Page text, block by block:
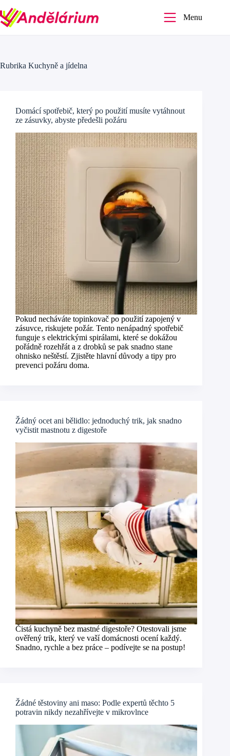
to
content
Menu
Rubrika Kuchyně a jídelna
Domácí spotřebič, který po použití musíte vytáhnout
ze zásuvky, abyste předešli požáru
Pokud necháváte topinkovač po použití zapojený v
zásuvce, riskujete požár. Tento nenápadný spotřebič
funguje s elektrickými spirálami, které se dokážou
pořádně rozehřát a z drobků se pak snadno stane
ohnisko neštěstí. Zjistěte hlavní důvody a tipy pro
prevenci požáru doma.
Žádný ocet ani bělidlo: jednoduchý trik, jak snadno
vyčistit mastnotu z digestoře
Čistá kuchyně bez mastné digestoře? Otestovali jsme
ověřený trik, který ve vaší domácnosti ocení každý.
Snadno, rychle a bez práce – podívejte se na postup!
Žádné těstoviny ani maso: Podle expertů těchto 5
potravin nikdy nezahřívejte v mikrovlnce